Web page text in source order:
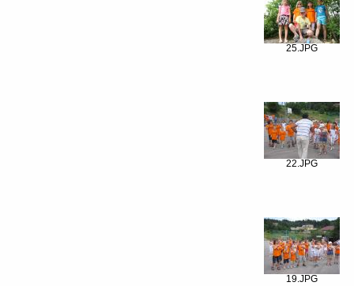
25.JPG
22.JPG
19.JPG